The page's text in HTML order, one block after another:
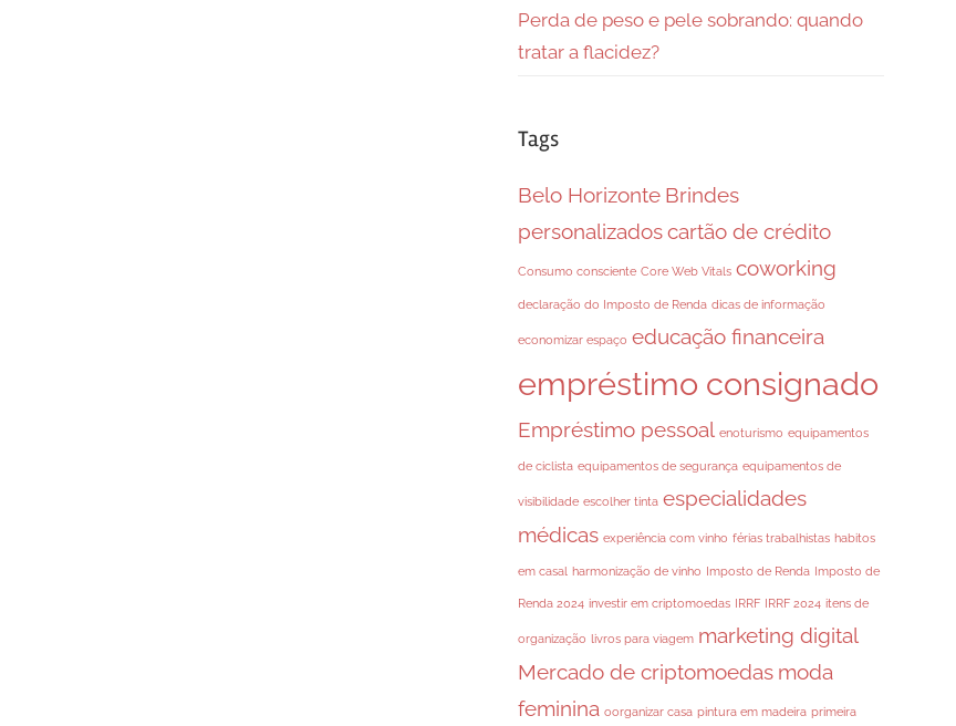
Perda de peso e pele sobrando: quando
tratar a flacidez?
Tags
Belo Horizonte Brindes
personalizadoscartão de crédito
Consumo consciente Core Web Vitals coworking
declaração do Imposto de Renda dicas de informação
economizar espaço educação financeira
empréstimo consignado
Empréstimo pessoal enoturismo equipamentos
de ciclista equipamentos de segurança equipamentos de
visibilidade escolher tinta especialidades
médicas experiência com vinho férias trabalhistas habitos
em casal harmonização de vinho Imposto de Renda Imposto de
Renda 2024 investir em criptomoedas IRRF IRRF 2024 itens de
organização livros para viagem marketing digital
Mercado de criptomoedas moda
feminina oorganizar casa pintura em madeira primeira